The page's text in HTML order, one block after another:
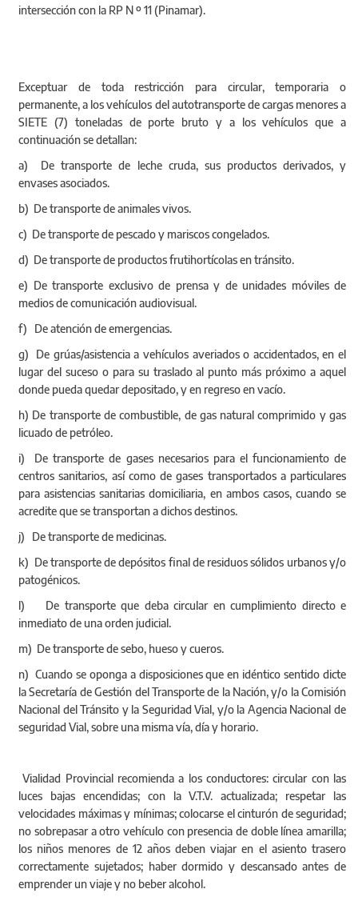
intersección con la RP N º 11 (Pinamar).
Exceptuar de toda restricción para circular, temporaria o
permanente, a los vehículos del autotransporte de cargas menores a
SIETE (7) toneladas de porte bruto y a los vehículos que a
continuación se detallan:
a) De transporte de leche cruda, sus productos derivados, y
envases asociados.
b) De transporte de animales vivos.
c) De transporte de pescado y mariscos congelados.
d) De transporte de productos frutihortícolas en tránsito.
e) De transporte exclusivo de prensa y de unidades móviles de
medios de comunicación audiovisual.
f) De atención de emergencias.
g) De grúas/asistencia a vehículos averiados o accidentados, en el
lugar del suceso o para su traslado al punto más próximo a aquel
donde pueda quedar depositado, y en regreso en vacío.
h) De transporte de combustible, de gas natural comprimido y gas
licuado de petróleo.
i) De transporte de gases necesarios para el funcionamiento de
centros sanitarios, así como de gases transportados a particulares
para asistencias sanitarias domiciliaria, en ambos casos, cuando se
acredite que se transportan a dichos destinos.
j) De transporte de medicinas.
k) De transporte de depósitos final de residuos sólidos urbanos y/o
patogénicos.
l) De transporte que deba circular en cumplimiento directo e
inmediato de una orden judicial.
m) De transporte de sebo, hueso y cueros.
n) Cuando se oponga a disposiciones que en idéntico sentido dicte
la Secretaría de Gestión del Transporte de la Nación, y/o la Comisión
Nacional del Tránsito y la Seguridad Vial, y/o la Agencia Nacional de
seguridad Vial, sobre una misma vía, día y horario.
Vialidad Provincial recomienda a los conductores: circular con las
luces bajas encendidas; con la V.T.V. actualizada; respetar las
velocidades máximas y mínimas; colocarse el cinturón de seguridad;
no sobrepasar a otro vehículo con presencia de doble línea amarilla;
los niños menores de 12 años deben viajar en el asiento trasero
correctamente sujetados; haber dormido y descansado antes de
emprender un viaje y no beber alcohol.